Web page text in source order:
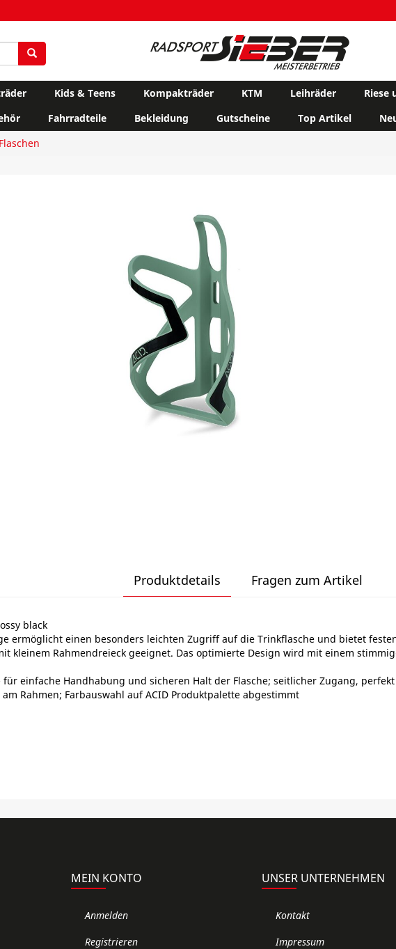
Kids & Teens Kompakträder KTM Leihräder Riese
Fahrradteile Bekleidung Gutscheine Top Artikel
Produktdetails Fragen zum Artikel
black
ermöglicht einen besonders leichten Zugriff auf die Trinkflasche und bietet
kleinem Rahmendreieck geeignet. Das optimierte Design wird mit einem
einfache Handhabung und sicheren Halt der Flasche; seitlicher Zugang,
Rahmen; Farbauswahl auf ACID Produktpalette abgestimmt
MEIN KONTO
Anmelden
Registrieren
UNSER UNTERNEHMEN
Kontakt
Impressum